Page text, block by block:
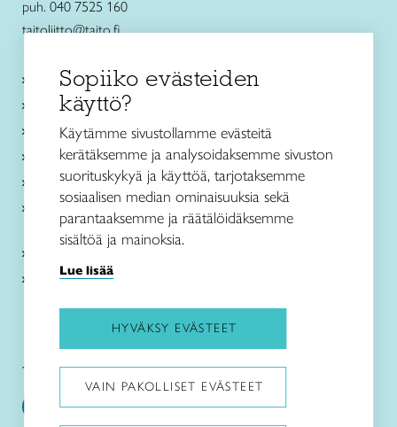
puh. 040 7525 160
taitoliitto@taito.fi
Käsityökurssit ja koulutus
Ajankohtaista
Käsityöohjeet
Me olemme Taito
Paikallinen toiminta
Verkkokaupat
Kirjaudu Arviin
Kirjaudu Taitocampukseen
Taitoliitto: Taito-lehti:
Sopiiko evästeiden
käyttö?
Käytämme sivustollamme evästeitä
kerätäksemme ja analysoidaksemme sivuston
suorituskykyä ja käyttöä, tarjotaksemme
sosiaalisen median ominaisuuksia sekä
parantaaksemme ja räätälöidäksemme
sisältöä ja mainoksia.
Lue lisää
HYVÄKSY EVÄSTEET
VAIN PAKOLLISET EVÄSTEET